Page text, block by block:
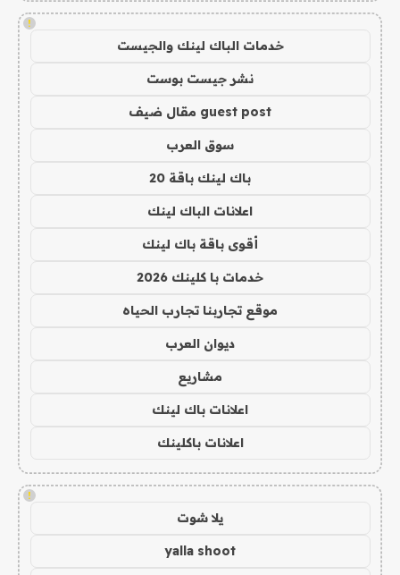
!
خدمات الباك لينك والجيست
نشر جيست بوست
guest post مقال ضيف
سوق العرب
باك لينك باقة 20
اعلانات الباك لينك
أقوى باقة باك لينك
خدمات با كلينك 2026
موقع تجاربنا تجارب الحياه
ديوان العرب
مشاريع
اعلانات باك لينك
اعلانات باكلينك
!
يلا شوت
yalla shoot